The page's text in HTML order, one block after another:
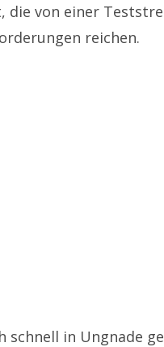
von einer
reichen.
schnell in Ungnade